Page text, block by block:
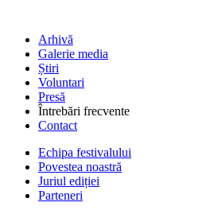
Arhivă
Galerie media
Știri
Voluntari
Presă
Întrebări frecvente
Contact
Echipa festivalului
Povestea noastră
Juriul ediției
Parteneri